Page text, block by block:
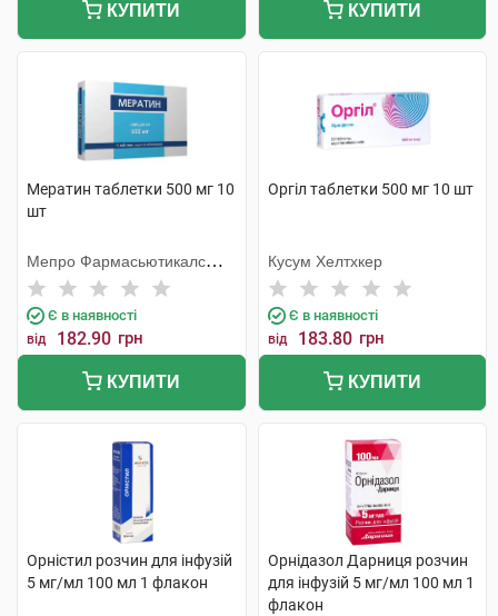
КУПИТИ КУПИТИ
Мератин таблетки 500 мг 10
шт
Мепро Фармасьютикалс
Пріват
Є в наявності
від 182.90 грн
КУПИТИ
Оргіл таблетки 500 мг 10 шт
Кусум Хелтхкер
Є в наявності
від 183.80 грн
КУПИТИ
Орністил розчин для інфузій
5 мг/мл 100 мл 1 флакон
Орнідазол Дарниця розчин
для інфузій 5 мг/мл 100 мл 1
флакон